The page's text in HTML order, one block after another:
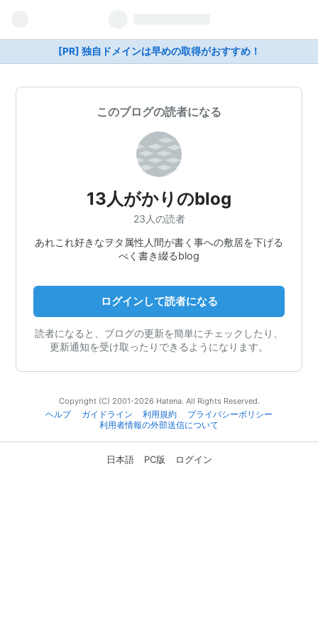
[PR] 独自ドメインは早めの取得がおすすめ！
このブログの読者になる
13人がかりのblog
23人の読者
あれこれ好きなヲタ属性人間が書く事への敷居を下げる
べく書き綴るblog
ログインして読者になる
読者になると、ブログの更新を簡単にチェックしたり、
更新通知を受け取ったりできるようになります。
Copyright (C) 2001-2026 Hatena. All Rights Reserved.
ヘルプ
ガイドライン 利用規約
プライバシーポリシー
利用者情報の外部送信について
日本語 PC版 ログイン